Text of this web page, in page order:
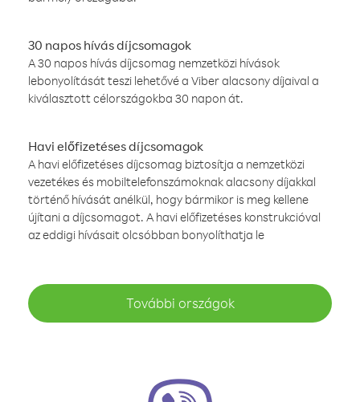
30 napos hívás díjcsomagok
A 30 napos hívás díjcsomag nemzetközi hívások
lebonyolítását teszi lehetővé a Viber alacsony díjaival a
kiválasztott célországokba 30 napon át.
Havi előfizetéses díjcsomagok
A havi előfizetéses díjcsomag biztosítja a nemzetközi
vezetékes és mobiltelefonszámoknak alacsony díjakkal
történő hívását anélkül, hogy bármikor is meg kellene
újítani a díjcsomagot. A havi előfizetéses konstrukcióval
az eddigi hívásait olcsóbban bonyolíthatja le
További országok